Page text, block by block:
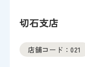
切石支店
店舗コード：021